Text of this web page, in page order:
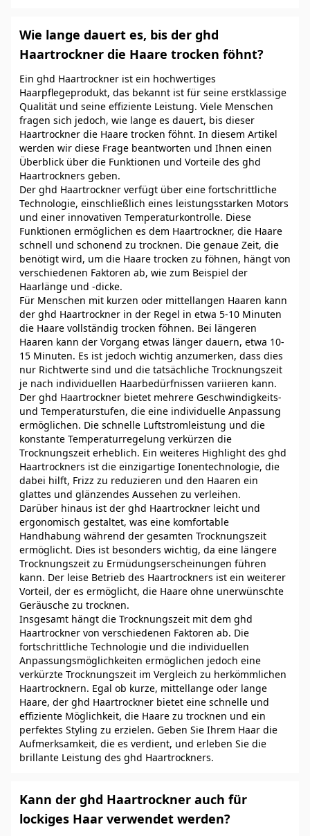
Wie lange dauert es, bis der ghd
Haartrockner die Haare trocken föhnt?
Ein ghd Haartrockner ist ein hochwertiges
Haarpflegeprodukt, das bekannt ist für seine erstklassige
Qualität und seine effiziente Leistung. Viele Menschen
fragen sich jedoch, wie lange es dauert, bis dieser
Haartrockner die Haare trocken föhnt. In diesem Artikel
werden wir diese Frage beantworten und Ihnen einen
Überblick über die Funktionen und Vorteile des ghd
Haartrockners geben.
Der ghd Haartrockner verfügt über eine fortschrittliche
Technologie, einschließlich eines leistungsstarken Motors
und einer innovativen Temperaturkontrolle. Diese
Funktionen ermöglichen es dem Haartrockner, die Haare
schnell und schonend zu trocknen. Die genaue Zeit, die
benötigt wird, um die Haare trocken zu föhnen, hängt von
verschiedenen Faktoren ab, wie zum Beispiel der
Haarlänge und -dicke.
Für Menschen mit kurzen oder mittellangen Haaren kann
der ghd Haartrockner in der Regel in etwa 5-10 Minuten
die Haare vollständig trocken föhnen. Bei längeren
Haaren kann der Vorgang etwas länger dauern, etwa 10-
15 Minuten. Es ist jedoch wichtig anzumerken, dass dies
nur Richtwerte sind und die tatsächliche Trocknungszeit
je nach individuellen Haarbedürfnissen variieren kann.
Der ghd Haartrockner bietet mehrere Geschwindigkeits-
und Temperaturstufen, die eine individuelle Anpassung
ermöglichen. Die schnelle Luftstromleistung und die
konstante Temperaturregelung verkürzen die
Trocknungszeit erheblich. Ein weiteres Highlight des ghd
Haartrockners ist die einzigartige Ionentechnologie, die
dabei hilft, Frizz zu reduzieren und den Haaren ein
glattes und glänzendes Aussehen zu verleihen.
Darüber hinaus ist der ghd Haartrockner leicht und
ergonomisch gestaltet, was eine komfortable
Handhabung während der gesamten Trocknungszeit
ermöglicht. Dies ist besonders wichtig, da eine längere
Trocknungszeit zu Ermüdungserscheinungen führen
kann. Der leise Betrieb des Haartrockners ist ein weiterer
Vorteil, der es ermöglicht, die Haare ohne unerwünschte
Geräusche zu trocknen.
Insgesamt hängt die Trocknungszeit mit dem ghd
Haartrockner von verschiedenen Faktoren ab. Die
fortschrittliche Technologie und die individuellen
Anpassungsmöglichkeiten ermöglichen jedoch eine
verkürzte Trocknungszeit im Vergleich zu herkömmlichen
Haartrocknern. Egal ob kurze, mittellange oder lange
Haare, der ghd Haartrockner bietet eine schnelle und
effiziente Möglichkeit, die Haare zu trocknen und ein
perfektes Styling zu erzielen. Geben Sie Ihrem Haar die
Aufmerksamkeit, die es verdient, und erleben Sie die
brillante Leistung des ghd Haartrockners.
Kann der ghd Haartrockner auch für
lockiges Haar verwendet werden?